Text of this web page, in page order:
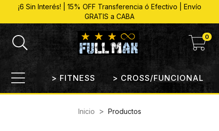
¡6 Sin Interés! | 15% OFF Transferencia ó Efectivo | Envío
GRATIS a CABA
0
> FITNESS > CROSS/FUNCIONAL
Inicio > Productos